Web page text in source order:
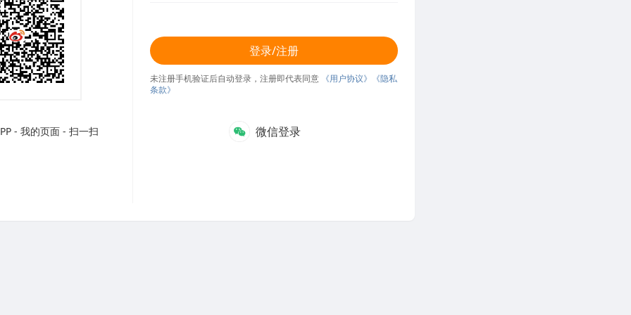
- 我的页面 - 扫一扫
登录/注册
未注册手机验证后自动登录，注册即代表同意 《用户协议》
《隐私
条款》
微信登录